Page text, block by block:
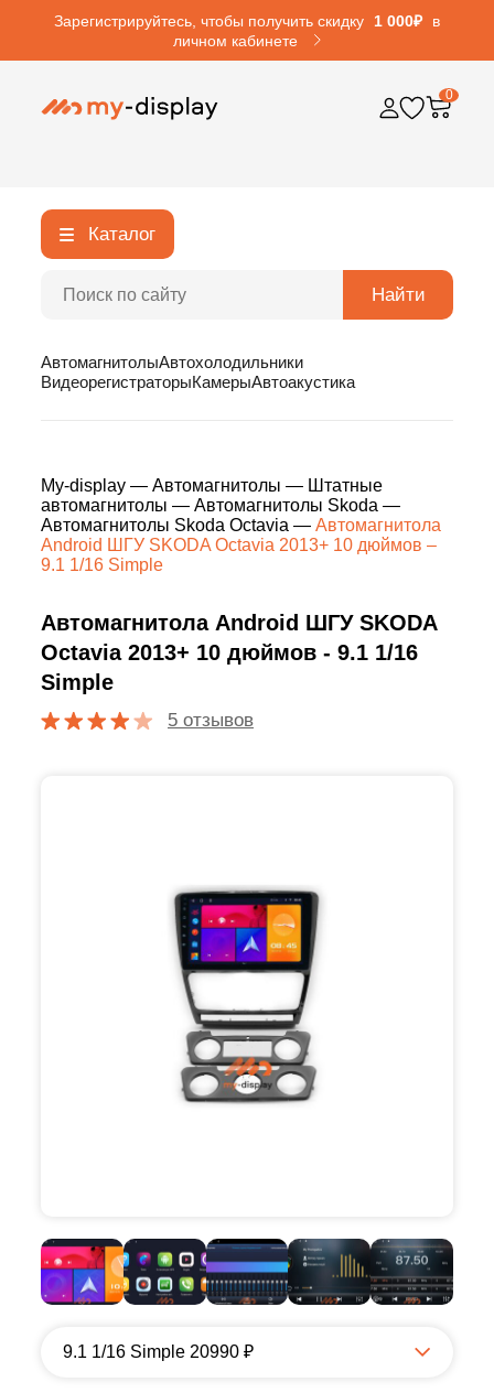
Зарегистрируйтесь, чтобы получить скидку 1 000₽
в
личном кабинете
0
Каталог
Найти
АвтомагнитолыАвтохолодильники
ВидеорегистраторыКамерыАвтоакустика
My-display — Автомагнитолы — Штатные
автомагнитолы — Автомагнитолы Skoda —
Автомагнитолы Skoda Octavia — Автомагнитола
Android ШГУ SKODA Octavia 2013+ 10 дюймов –
9.1 1/16 Simple
Автомагнитола Android ШГУ SKODA
Octavia 2013+ 10 дюймов - 9.1 1/16
Simple
5 отзывов
9.1 1/16 Simple 20990 ₽